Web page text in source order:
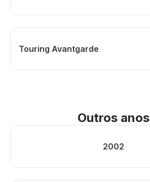
Touring Avantgarde
Outros anos
2002